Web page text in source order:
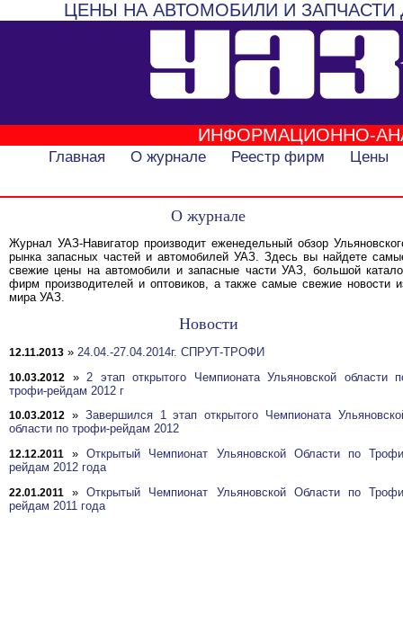
ЦЕНЫ НА АВТОМОБИЛИ И
ИНФОРМАЦИОННО-
Главная О журнале Реестр фирм Цены
О журнале
Журнал УАЗ-Навигатор производит еженедельный обзор
рынка запасных частей и автомобилей УАЗ. Здесь вы найдете
свежие цены на автомобили и запасные части УАЗ, большой
фирм производителей и оптовиков, а также самые свежие новости
мира УАЗ.
Новости
12.11.2013 » 24.04.-27.04.2014г. СПРУТ-ТРОФИ
10.03.2012 » 2 этап открытого Чемпионата Ульяновской области
трофи-рейдам 2012 г
10.03.2012 » Завершился 1 этап открытого Чемпионата
области по трофи-рейдам 2012
12.12.2011 »Открытый Чемпионат Ульяновской Области по
рейдам 2012 года
22.01.2011 »Открытый Чемпионат Ульяновской Области по
рейдам 2011 года